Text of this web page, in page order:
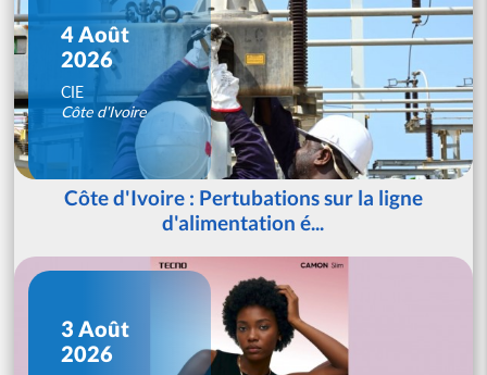
4 Août
2026
CIE
Côte d'Ivoire
Côte d'Ivoire : Pertubations sur la ligne
d'alimentation é...
3 Août
2026